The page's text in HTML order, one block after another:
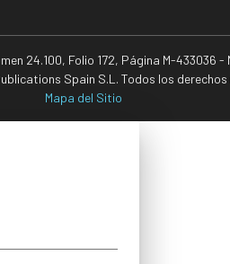
24.100, Folio 172, Página M-
Spain S.L. Todos los
Mapa del Sitio